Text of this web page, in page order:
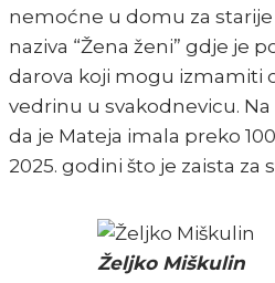
nemoćne u domu za starije
naziva “Žena ženi” gdje je
darova koji mogu izmamiti
vedrinu u svakodnevicu.
da je Mateja imala preko
2025. godini što je zaista za
Željko Miškulin